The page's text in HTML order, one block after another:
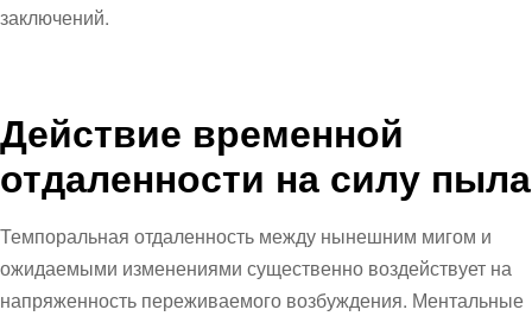
заключений.
Действие временной
отдаленности на силу пыла
Темпоральная отдаленность между нынешним мигом и
ожидаемыми изменениями существенно воздействует на
напряженность переживаемого возбуждения. Ментальные